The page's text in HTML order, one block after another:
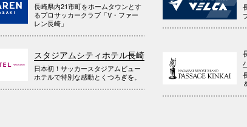
長崎県内21市町をホームタウンとす
るプロサッカークラブ「V・ファー
レン長崎」
スタジアムシティホテル長崎
日本初！サッカースタジアムビュー
ホテルで特別な感動とくつろぎを。